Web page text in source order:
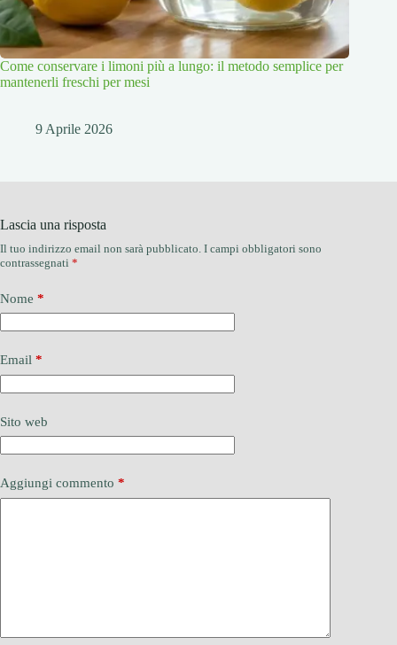
Come conservare i limoni più a lungo: il metodo semplice per
mantenerli freschi per mesi
9 Aprile 2026
Lascia una risposta
Il tuo indirizzo email non sarà pubblicato. I campi obbligatori sono
contrassegnati *
Nome *
Email *
Sito web
Aggiungi commento *